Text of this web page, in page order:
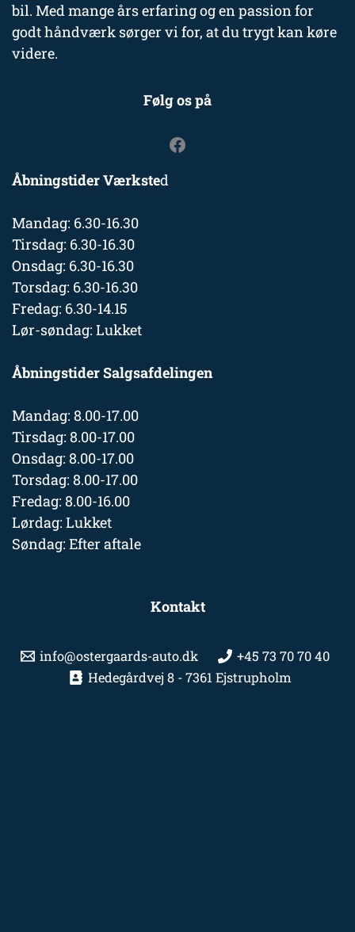
bil. Med mange års erfaring og en passion for
godt håndværk sørger vi for, at du trygt kan køre
videre.
Følg os på
Åbningstider Værksted
Mandag: 6.30-16.30
Tirsdag: 6.30-16.30
Onsdag: 6.30-16.30
Torsdag: 6.30-16.30
Fredag: 6.30-14.15
Lør-søndag: Lukket
Åbningstider Salgsafdelingen
Mandag: 8.00-17.00
Tirsdag: 8.00-17.00
Onsdag: 8.00-17.00
Torsdag: 8.00-17.00
Fredag: 8.00-16.00
Lørdag: Lukket
Søndag: Efter aftale
Kontakt
info@ostergaards-auto.dk
+45 73 70 70 40
Hedegårdvej 8 - 7361 Ejstrupholm